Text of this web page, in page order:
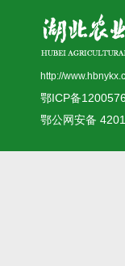
http://
鄂ICP备
鄂公网安备